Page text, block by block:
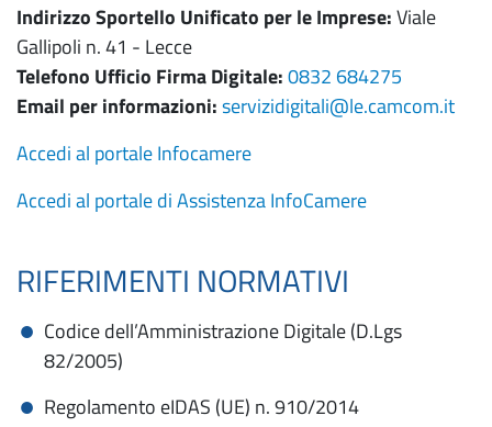
Indirizzo Sportello Unificato per le Imprese:Viale
Gallipoli n. 41 - Lecce
Telefono Ufficio Firma Digitale:0832 684275
Email per informazioni:servizidigitali@le.camcom.it
Accedi al portale Infocamere
Accedi al portale di Assistenza InfoCamere
RIFERIMENTI NORMATIVI
Codice dell’Amministrazione Digitale (D.Lgs
82/2005)
Regolamento eIDAS (UE) n. 910/2014